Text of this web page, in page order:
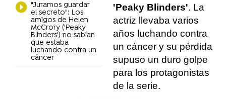
"Juramos guardar
el secreto": Los
amigos de Helen
McCrory ('Peaky
Blinders') no sabían
que estaba
luchando contra un
cáncer
'Peaky Blinders'. La
actriz llevaba varios
años luchando contra
un cáncer y su pérdida
supuso un duro golpe
para los protagonistas
de la serie.